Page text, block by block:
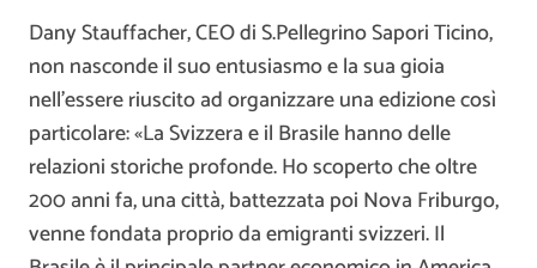
Dany Stauffacher, CEO di S.Pellegrino Sapori Ticino,
non nasconde il suo entusiasmo e la sua gioia
nell’essere riuscito ad organizzare una edizione così
particolare: «La Svizzera e il Brasile hanno delle
relazioni storiche profonde. Ho scoperto che oltre
200 anni fa, una città, battezzata poi Nova Friburgo,
venne fondata proprio da emigranti svizzeri. Il